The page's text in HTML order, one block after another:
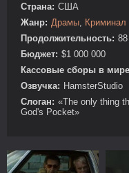
Страна: США
Жанр: Драмы
Криминал
Продолжительность:
Бюджет: $1 000 000
Кассовые сборы в
Озвучка: HamsterStudio
Слоган: «The only thing
God's Pocket»